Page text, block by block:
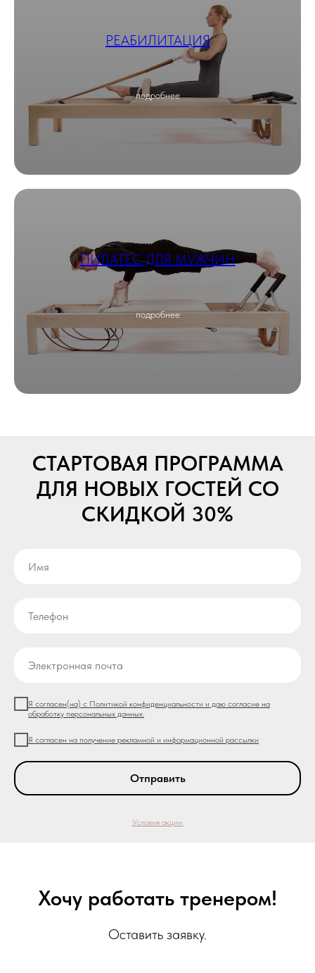
РЕАБИЛИТАЦИЯ
подробнее
ПИЛАТЕС ДЛЯ МУЖЧИН
подробнее
СТАРТОВАЯ ПРОГРАММА
ДЛЯ НОВЫХ ГОСТЕЙ СО
СКИДКОЙ 30%
Я согласен(на) с Политикой конфиденциальности и даю согласие на
обработку персональных данных.
Я согласен на получение рекламной и информационной рассылки
Отправить
Условия акции.
Хочу работать тренером!
Оставить заявку.